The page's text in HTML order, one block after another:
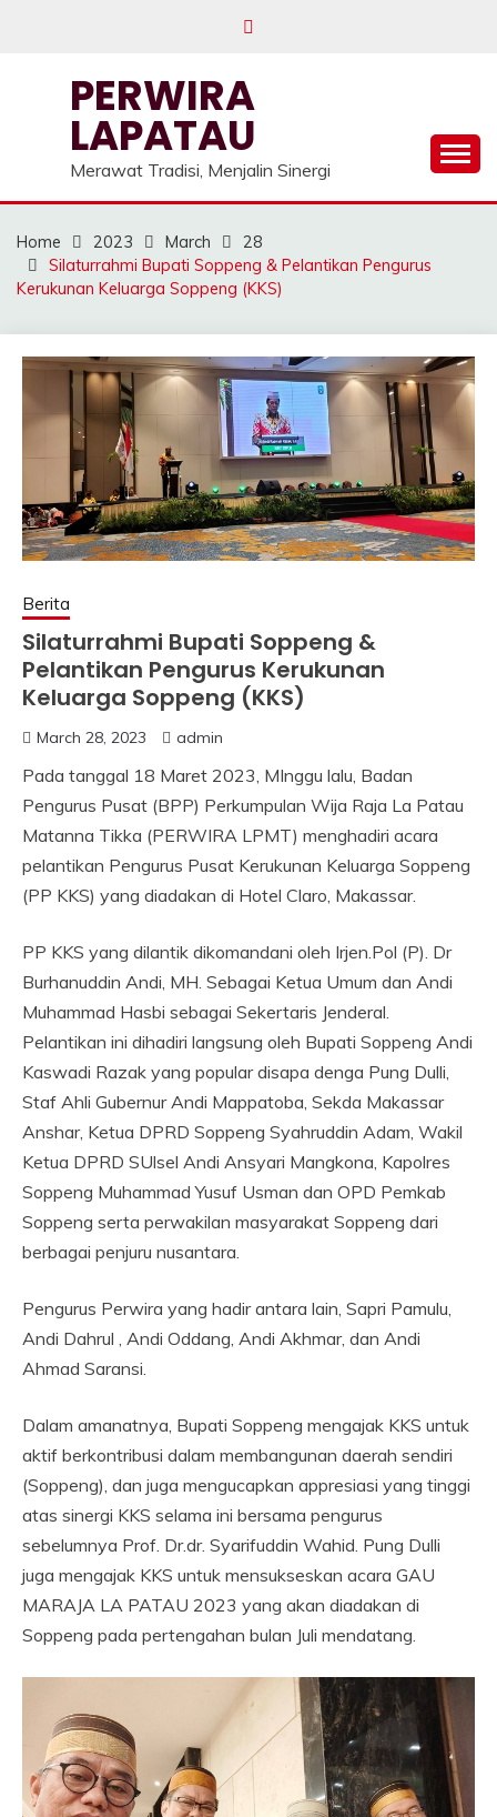
PERWIRA
LAPATAU
Merawat Tradisi, Menjalin Sinergi
Home 2023 March
28
Silaturrahmi Bupati Soppeng & Pelantikan Pengurus
Kerukunan Keluarga Soppeng (KKS)
Berita
Silaturrahmi Bupati Soppeng &
Pelantikan Pengurus Kerukunan
Keluarga Soppeng (KKS)
March 28, 2023 admin
Pada tanggal 18 Maret 2023, MInggu lalu, Badan
Pengurus Pusat (BPP) Perkumpulan Wija Raja La Patau
Matanna Tikka (PERWIRA LPMT) menghadiri acara
pelantikan Pengurus Pusat Kerukunan Keluarga Soppeng
(PP KKS) yang diadakan di Hotel Claro, Makassar.
PP KKS yang dilantik dikomandani oleh Irjen.Pol (P). Dr
Burhanuddin Andi, MH. Sebagai Ketua Umum dan Andi
Muhammad Hasbi sebagai Sekertaris Jenderal.
Pelantikan ini dihadiri langsung oleh Bupati Soppeng Andi
Kaswadi Razak yang popular disapa denga Pung Dulli,
Staf Ahli Gubernur Andi Mappatoba, Sekda Makassar
Anshar, Ketua DPRD Soppeng Syahruddin Adam, Wakil
Ketua DPRD SUlsel Andi Ansyari Mangkona, Kapolres
Soppeng Muhammad Yusuf Usman dan OPD Pemkab
Soppeng serta perwakilan masyarakat Soppeng dari
berbagai penjuru nusantara.
Pengurus Perwira yang hadir antara lain, Sapri Pamulu,
Andi Dahrul , Andi Oddang, Andi Akhmar, dan Andi
Ahmad Saransi.
Dalam amanatnya, Bupati Soppeng mengajak KKS untuk
aktif berkontribusi dalam membangunan daerah sendiri
(Soppeng), dan juga mengucapkan appresiasi yang tinggi
atas sinergi KKS selama ini bersama pengurus
sebelumnya Prof. Dr.dr. Syarifuddin Wahid. Pung Dulli
juga mengajak KKS untuk mensukseskan acara GAU
MARAJA LA PATAU 2023 yang akan diadakan di
Soppeng pada pertengahan bulan Juli mendatang.